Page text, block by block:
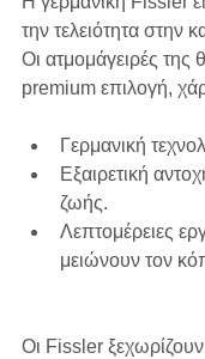
την τελειότητα στην
Οι ατμομάγειρές της
premium επιλογή,
Γερμανική
Εξαιρετική
ζωής.
Λεπτομέρειες
μειώνουν τον
Οι Fissler ξεχωρίζουν